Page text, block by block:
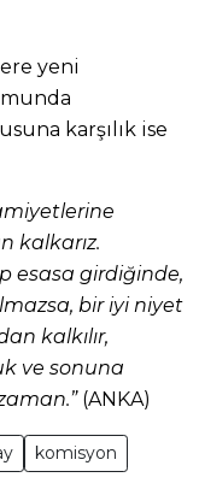
yeni
karşılık ise
kalkarız.
esasa girdiğinde,
bir iyi niyet
kalkılır,
ve sonuna
(ANKA)
komisyon